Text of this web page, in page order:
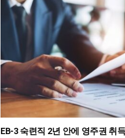
EB-3 숙련직 2년 안에 영주권 취